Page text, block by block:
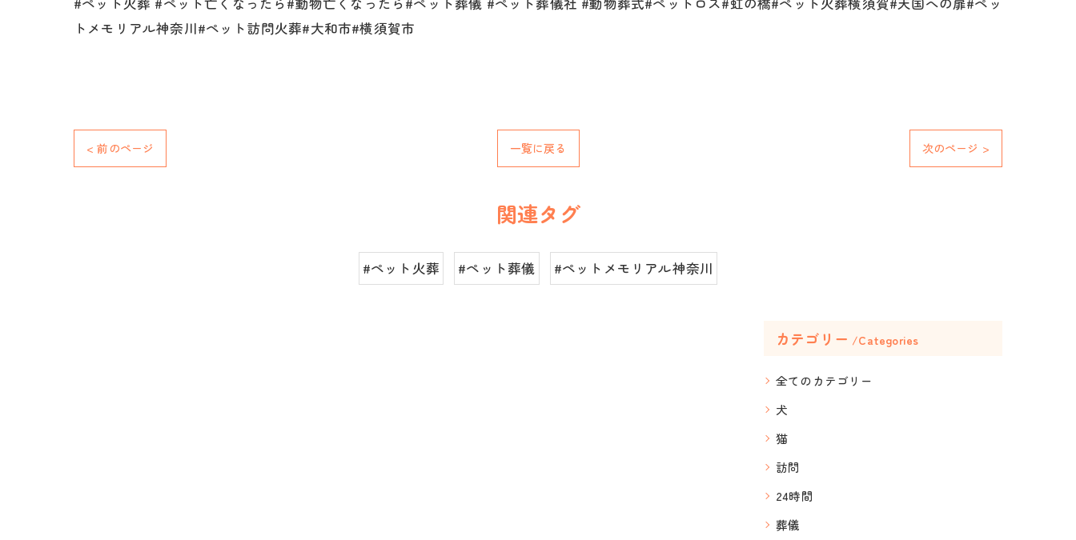
トメモリアル神奈川#ペット訪問火葬#大和市#横須賀市
< 前のページ 一覧に戻る 次のページ >
関連タグ
#ペット火葬 #ペット葬儀 #ペットメモリアル神奈川
カテゴリー Categories
全てのカテゴリー
犬
猫
訪問
24時間
葬儀